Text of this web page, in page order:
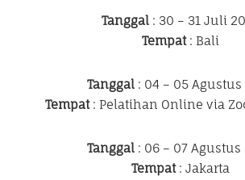
Tanggal: 30 – 31 Juli
Tempat: Bali
Tanggal: 04 – 05 Agustus
Tempat: Pelatihan Online via
Tanggal : 06 – 07 Agustus
Tempat: Jakarta